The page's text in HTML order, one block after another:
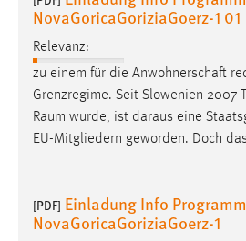
zu einem für die Anwohnerschaft
Raumwurde, ist daraus eine
EU-Mitgliedern geworden. Doch
[PDF] Einladung Info Programm
zu einem für die Anwohnerschaft
Vimeo